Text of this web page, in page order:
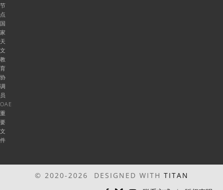
节
点
国
家
天
文
教
育
协
调
员
OAE
重
要
文
件
© 2020-2026 DESIGNED WITH TITAN